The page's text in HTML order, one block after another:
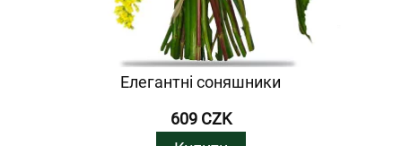
Елегантні соняшники
609 CZK